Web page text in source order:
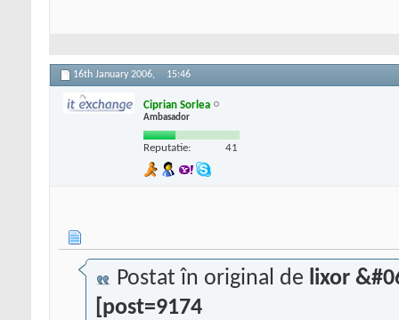
16th January 2006, 15:46
Ciprian Sorlea
Ambasador
Reputatie: 41
Postat în original de lixor
[post=9174